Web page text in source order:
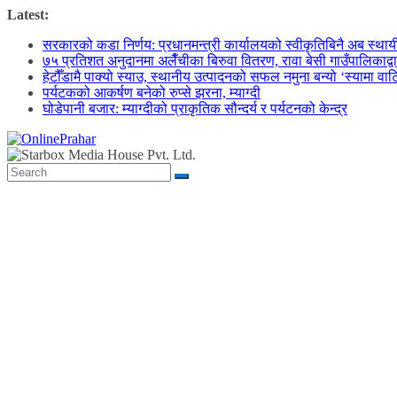
Skip
content
Latest:
सरकारको कडा निर्णय: प्रधानमन्त्री कार्यालयको स्वीकृतिबिनै अब स्थायी
७५ प्रतिशत अनुदानमा अलैँचीका बिरुवा वितरण, रावा बेसी
हेटौँडामै पाक्यो स्याउ, स्थानीय उत्पादनको सफल नमुना बन्यो ‘स्यामा
पर्यटकको आकर्षण बनेको रुप्से झरना, म्याग्दी
घोडेपानी बजार: म्याग्दीको प्राकृतिक सौन्दर्य र पर्यटनको केन्द्र